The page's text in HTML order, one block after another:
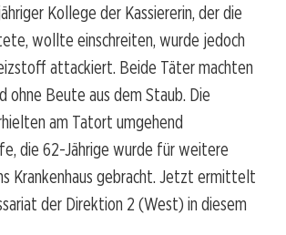
Kollege der Kassiererin, der die
wollte einschreiten, wurde jedoch
attackiert. Beide Täter machten
ohne Beute aus dem Staub. Die
am Tatort umgehend
die 62-Jährige wurde für weitere
Krankenhaus gebracht. Jetzt ermittelt
der Direktion 2 (West) in diesem